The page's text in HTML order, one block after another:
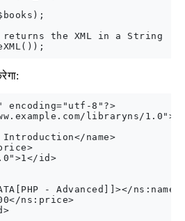
returns the XML in a String
encoding="utf-8"?>
libraryns/1.0">
name>
id>
- Advanced]]></ns:name>
ns:price>